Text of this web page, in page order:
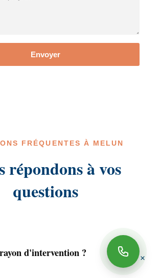
Envoyer
FRÉQUENTES À MELUN
répondons à vos
questions
d'intervention ?